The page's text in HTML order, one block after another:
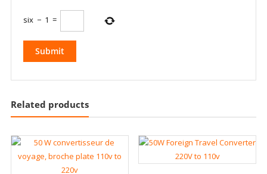
six − 1 =
Related products